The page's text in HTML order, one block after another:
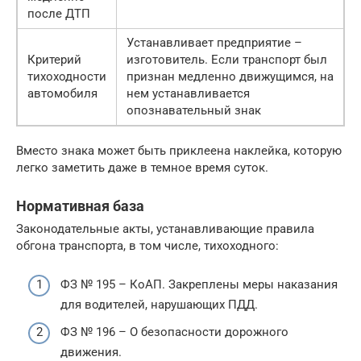
после ДТП
Критерий
тихоходности
автомобиля
Устанавливает предприятие –
изготовитель. Если транспорт был
признан медленно движущимся, на
нем устанавливается
опознавательный знак
Вместо знака может быть приклеена наклейка, которую
легко заметить даже в темное время суток.
Нормативная база
Законодательные акты, устанавливающие правила
обгона транспорта, в том числе, тихоходного:
ФЗ № 195 – КоАП. Закреплены меры наказания
для водителей, нарушающих ПДД.
ФЗ № 196 – О безопасности дорожного
движения.